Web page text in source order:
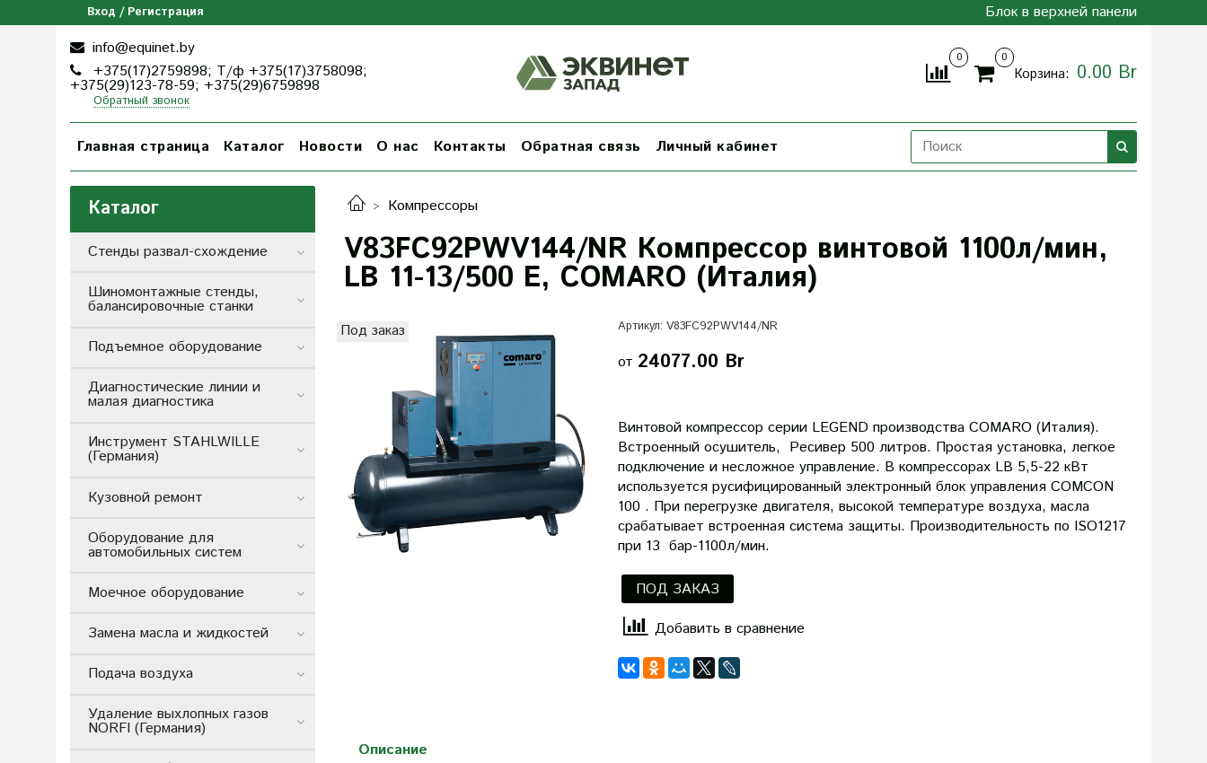
Вход / Регистрация
Блок в верхней панели
info@equinet.by
+375(17)2759898; Т/ф +375(17)3758098;
+375(29)123-78-59; +375(29)6759898
Обратный звонок
0 0
Корзина: 0.00 Br
Главная страница Каталог Новости О нас Контакты Обратная связь Личный кабинет
Компрессоры
V83FC92PWV144/NR Компрессор винтовой 1100л/мин,
LB 11-13/500 E, COMARO (Италия)
Под заказ Артикул: V83FC92PWV144/NR
от 24077.00 Br
Винтовой компрессор серии LEGEND производства COMARO (Италия).
Встроенный осушитель, Ресивер 500 литров. Простая установка, легкое
подключение и несложное управление. В компрессорах LB 5,5-22 кВт
используется русифицированный электронный блок управления COMCON
100 . При перегрузке двигателя, высокой температуре воздуха, масла
срабатывает встроенная система защиты. Производительность по ISO1217
при 13 бар-1100л/мин.
ПОД ЗАКАЗ
Добавить в сравнение
Описание
Каталог
Стенды развал-схождение
Шиномонтажные стенды,
балансировочные станки
Подъемное оборудование
Диагностические линии и
малая диагностика
Инструмент STAHLWILLE
(Германия)
Кузовной ремонт
Оборудование для
автомобильных систем
Моечное оборудование
Замена масла и жидкостей
Подача воздуха
Удаление выхлопных газов
NORFI (Германия)